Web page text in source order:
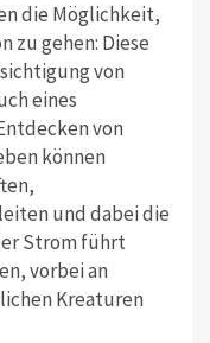
die Möglichkeit,
zu gehen: Diese
von
eines
von
können
und dabei die
Strom führt
vorbei an
Kreaturen